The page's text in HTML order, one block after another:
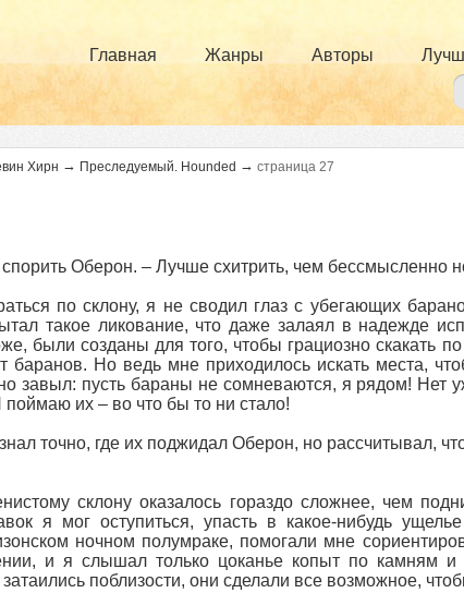
Главная Жанры Авторы
Хирн → Преследуемый. Hounded → страница 27
Оберон. – Лучше схитрить, чем бессмысленно
по склону, я не сводил глаз с убегающих
такое ликование, что даже залаял в надежде
были созданы для того, чтобы грациозно скакать
баранов. Но ведь мне приходилось искать места,
завыл: пусть бараны не сомневаются, я рядом! Нет
поймаю их – во что бы то ни стало!
точно, где их поджидал Оберон, но рассчитывал,
склону оказалось гораздо сложнее, чем
я мог оступиться, упасть в какое-нибудь
ночном полумраке, помогали мне
и я слышал только цоканье копыт по камням и
поблизости, они сделали все возможное,